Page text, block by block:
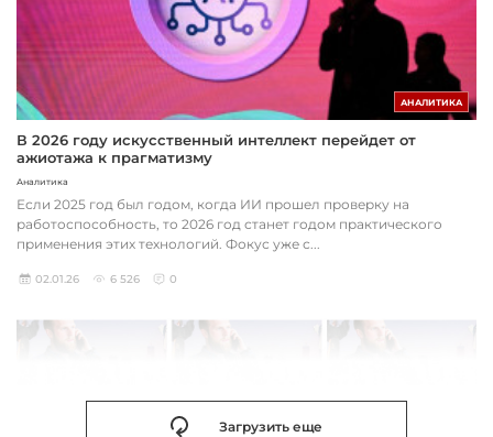
АНАЛИТИКА
В 2026 году искусственный интеллект перейдет от
ажиотажа к прагматизму
Аналитика
Если 2025 год был годом, когда ИИ прошел проверку на
работоспособность, то 2026 год станет годом практического
применения этих технологий. Фокус уже с...
02.01.26 6 526 0
Загрузить еще